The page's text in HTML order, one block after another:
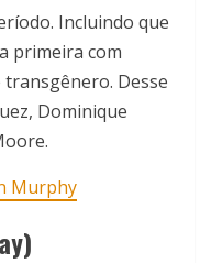
Incluindo que
primeira com
Desse
Dominique
Murphy